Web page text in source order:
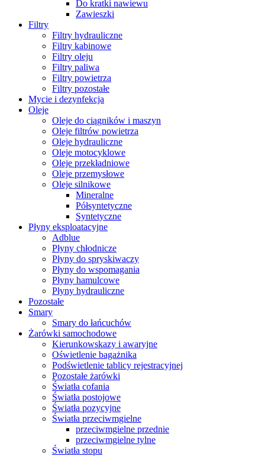
Do kratki nawiewu
Zawieszki
Filtry
Filtry hydrauliczne
Filtry kabinowe
Filtry oleju
Filtry paliwa
Filtry powietrza
Filtry pozostałe
Mycie i dezynfekcja
Oleje
Oleje do ciągników i maszyn
Oleje filtrów powietrza
Oleje hydrauliczne
Oleje motocyklowe
Oleje przekładniowe
Oleje przemysłowe
Oleje silnikowe
Mineralne
Półsyntetyczne
Syntetyczne
Płyny eksploatacyjne
Adblue
Płyny chłodnicze
Płyny do spryskiwaczy
Płyny do wspomagania
Płyny hamulcowe
Płyny hydrauliczne
Pozostałe
Smary
Smary do łańcuchów
Żarówki samochodowe
Kierunkowskazy i awaryjne
Oświetlenie bagażnika
Podświetlenie tablicy rejestracyjnej
Pozostałe żarówki
Światła cofania
Światła postojowe
Światła pozycyjne
Światła przeciwmgielne
przeciwmgielne przednie
przeciwmgielne tylne
Światła stopu